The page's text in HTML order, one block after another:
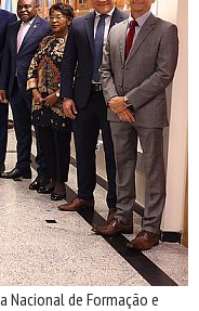
Nacional de Formação e